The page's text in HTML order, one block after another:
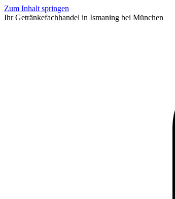
Zum Inhalt springen
Ihr Getränkefachhandel in Ismaning bei München